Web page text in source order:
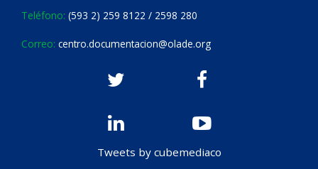
Teléfono: (593 2) 259 8122 / 2598 280
Correo: centro.documentacion@olade.org
Tweets by cubemediaco